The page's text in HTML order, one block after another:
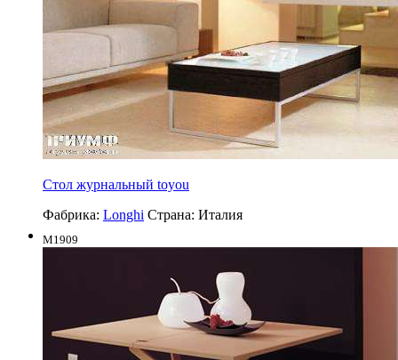
Стол журнальный toyou
Фабрика: Longhi Страна: Италия
M1909